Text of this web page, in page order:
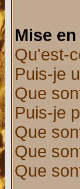
Mise
Qu'est-
Puis-je
Que
Puis-je
Que
Que
Que